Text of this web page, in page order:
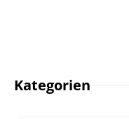
Kategorien